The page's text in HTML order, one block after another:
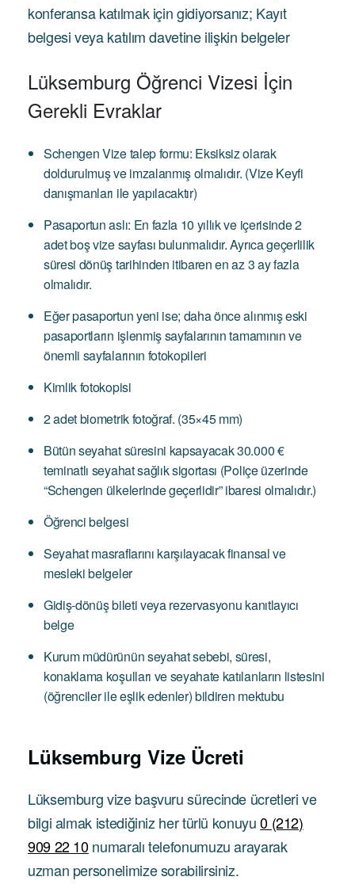
konferansa katılmak için gidiyorsanız; Kayıt
belgesi veya katılım davetine ilişkin belgeler
Lüksemburg Öğrenci Vizesi İçin
Gerekli Evraklar
Schengen Vize talep formu: Eksiksiz olarak
doldurulmuş ve imzalanmış olmalıdır. (Vize Keyfi
danışmanları ile yapılacaktır)
Pasaportun aslı: En fazla 10 yıllık ve içerisinde 2
adet boş vize sayfası bulunmalıdır. Ayrıca geçerlilik
süresi dönüş tarihinden itibaren en az 3 ay fazla
olmalıdır.
Eğer pasaportun yeni ise; daha önce alınmış eski
pasaportların işlenmiş sayfalarının tamamının ve
önemli sayfalarının fotokopileri
Kimlik fotokopisi
2 adet biometrik fotoğraf. (35×45 mm)
Bütün seyahat süresini kapsayacak 30.000 €
teminatlı seyahat sağlık sigortası (Poliçe üzerinde
“Schengen ülkelerinde geçerlidir” ibaresi olmalıdır.)
Öğrenci belgesi
Seyahat masraflarını karşılayacak finansal ve
mesleki belgeler
Gidiş-dönüş bileti veya rezervasyonu kanıtlayıcı
belge
Kurum müdürünün seyahat sebebi, süresi,
konaklama koşulları ve seyahate katılanların listesini
(öğrenciler ile eşlik edenler) bildiren mektubu
Lüksemburg Vize Ücreti
Lüksemburg vize başvuru sürecinde ücretleri ve
bilgi almak istediğiniz her türlü konuyu0 (212)
909 22 10numaralı telefonumuzu arayarak
uzman personelimize sorabilirsiniz.